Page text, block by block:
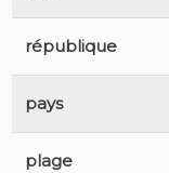
république
pays
plage